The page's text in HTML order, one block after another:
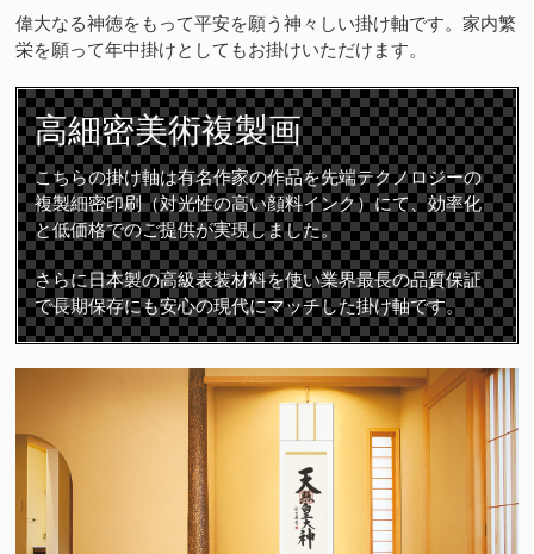
偉大なる神徳をもって平安を願う神々しい掛け軸です。家内繁
栄を願って年中掛けとしてもお掛けいただけます。
高細密美術複製画
こちらの掛け軸は有名作家の作品を先端テクノロジーの
複製細密印刷（対光性の高い顔料インク）にて、効率化
と低価格でのご提供が実現しました。
さらに日本製の高級表装材料を使い業界最長の品質保証
で長期保存にも安心の現代にマッチした掛け軸です。